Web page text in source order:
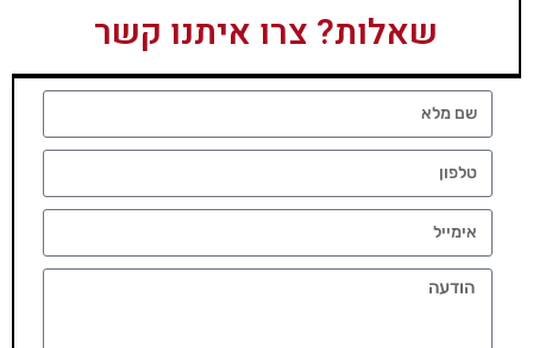
שאלות? צרו איתנו קשר